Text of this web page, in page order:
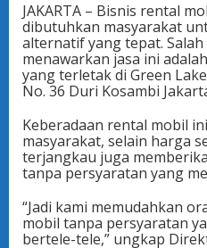
JAKARTA – Bisnis rental
dibutuhkan masyarakat
alternatif yang tepat.
menawarkan jasa ini
yang terletak di Green
No. 36 Duri Kosambi
Keberadaan rental mobil
masyarakat, selain harga
terjangkau juga
tanpa persyaratan yang
“Jadi kami memudahkan
mobil tanpa persyaratan
bertele-tele,” ungkap